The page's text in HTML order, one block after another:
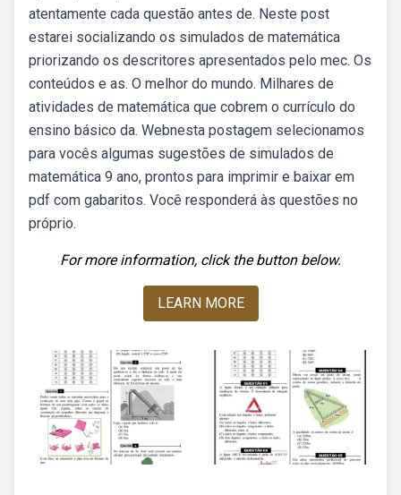
atentamente cada questão antes de. Neste post
estarei socializando os simulados de matemática
priorizando os descritores apresentados pelo mec. Os
conteúdos e as. O melhor do mundo. Milhares de
atividades de matemática que cobrem o currículo do
ensino básico da. Webnesta postagem selecionamos
para vocês algumas sugestões de simulados de
matemática 9 ano, prontos para imprimir e baixar em
pdf com gabaritos. Você responderá às questões no
próprio.
For more information, click the button below.
LEARN MORE